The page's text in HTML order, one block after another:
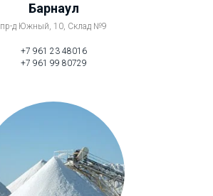
Барнаул
пр-д Южный, 10, Склад №9
+7 961 23 48016
+7 961 99 80729